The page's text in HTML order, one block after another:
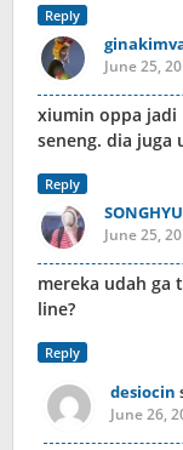
Reply
June 25,
xiumin oppa jadi
seneng. dia juga
Reply
June 25,
mereka udah ga
line?
Reply
desiocin
June 26,